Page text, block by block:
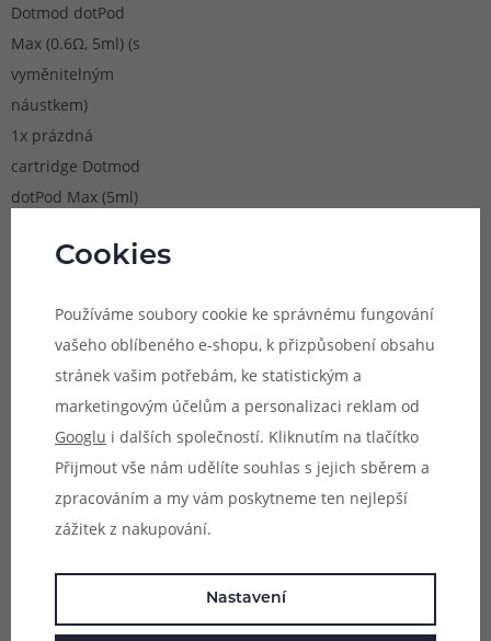
Dotmod dotPod
Max (0.6Ω, 5ml) (s
vyměnitelným
náustkem)
1x prázdná
cartridge Dotmod
dotPod Max (5ml)
1x žhavící hlava
1x USB-C kabel
pro dobíjení
1x uživatelský
manuál
Cookies
Používáme soubory cookie ke správnému fungování
vašeho oblíbeného e-shopu, k přizpůsobení obsahu
stránek vašim potřebám, ke statistickým a
marketingovým účelům a personalizaci reklam od
Googlu i dalších společností. Kliknutím na tlačítko
Přijmout vše nám udělíte souhlas s jejich sběrem a
zpracováním a my vám poskytneme ten nejlepší
zážitek z nakupování.
Nastavení